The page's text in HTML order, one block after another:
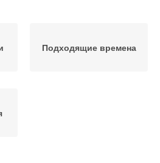
Подходящие времена